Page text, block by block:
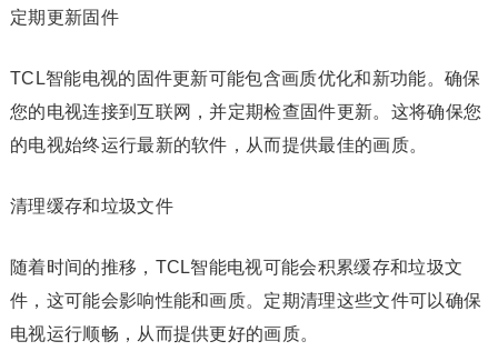
定期更新固件
TCL智能电视的固件更新可能包含画质优化和新功能。确保
您的电视连接到互联网，并定期检查固件更新。这将确保您
的电视始终运行最新的软件，从而提供最佳的画质。
清理缓存和垃圾文件
随着时间的推移，TCL智能电视可能会积累缓存和垃圾文
件，这可能会影响性能和画质。定期清理这些文件可以确保
电视运行顺畅，从而提供更好的画质。